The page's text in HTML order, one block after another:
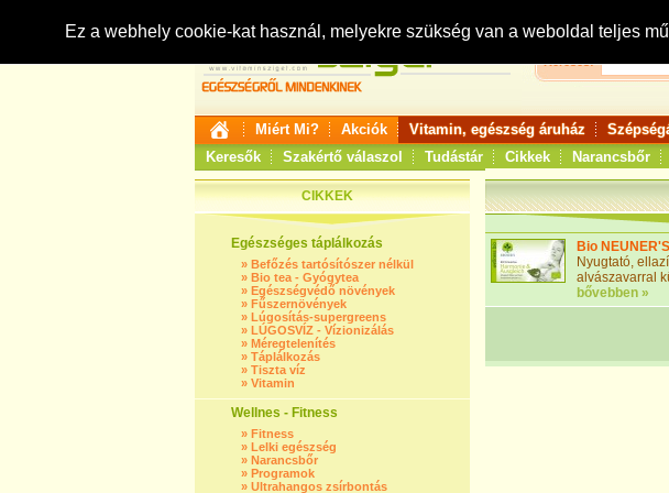
Ez a webhely cookie-kat használ, melyekre szükség van a weboldal teljes
Keresés:
Miért Mi? Akciók Vitamin, egészség áruház
Keresők
Szakértő válaszol Tudástár Cikkek Narancsbőr
CIKKEK
Egészséges táplálkozás
» Befőzés tartósítószer nélkül
» Bio tea - Gyógytea
» Egészségvédő növények
» Fűszernövények
» Lúgosítás-supergreens
» LÚGOSVÍZ - Vízionizálás
» Méregtelenítés
» Táplálkozás
» Tiszta víz
» Vitamin
Wellnes - Fitness
» Fitness
» Lelki egészség
» Narancsbőr
» Programok
» Ultrahangos zsírbontás
Bio
Nyugtató,
alvászavarral
bővebben »